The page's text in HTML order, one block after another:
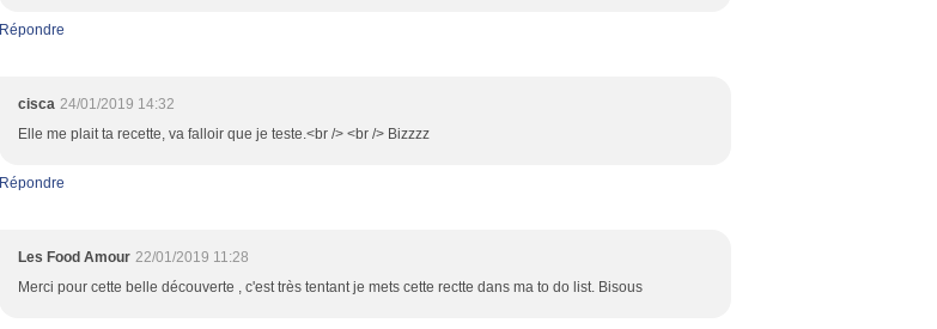
Répondre
cisca 24/01/2019 14:32
Elle me plait ta recette, va falloir que je teste.<br /> <br /> Bizzzz
Répondre
Les Food Amour 22/01/2019 11:28
Merci pour cette belle découverte , c'est très tentant je mets cette rectte dans ma to do list. Bisous